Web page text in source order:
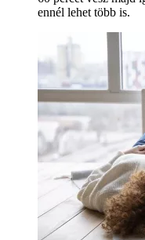
ennél lehet több is.